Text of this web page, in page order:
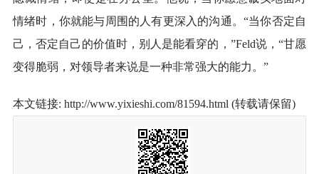
情绪时，你就能与周围的人有更深入的沟通。“当你否定自
己，否定自己的价值时，别人是能看穿的，”Feld说，“甘愿
变得脆弱，对领导者来说是一种非常强大的能力。”
本文链接: http://www.yixieshi.com/81594.html (转载请保留)